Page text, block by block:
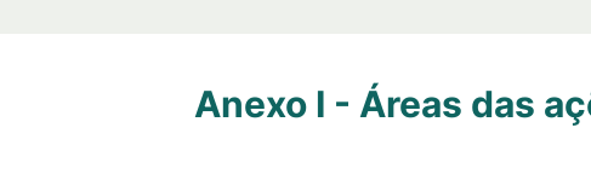
Anexo I - Áreas das